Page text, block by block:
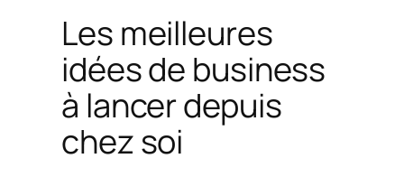
Les meilleures
idées de business
à lancer depuis
chez soi